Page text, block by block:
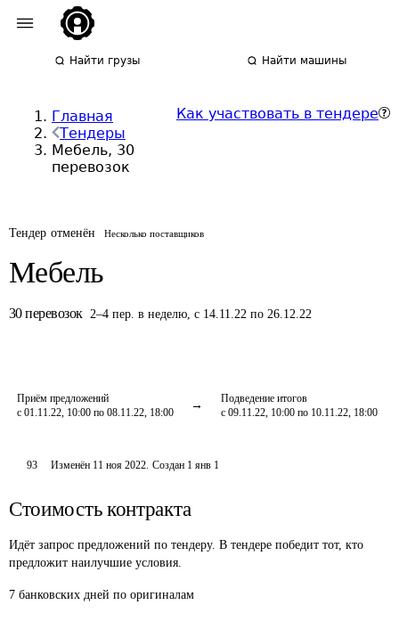
Найти грузы Найти машины
Главная
Тендеры
Мебель, 30
перевозок
Как участвовать в тендере
Тендер отменён Несколько поставщиков
Мебель
30 перевозок 2–4 пер. в неделю, с 14.11.22 по 26.12.22
Приём предложений
с 01.11.22, 10:00 по 08.11.22, 18:00
Подведение итогов
с 09.11.22, 10:00 по 10.11.22, 18:00
93 Изменён 11 ноя 2022. Создан 1 янв 1
Стоимость контракта
Идёт запрос предложений по тендеру. В тендере победит тот, кто
предложит наилучшие условия.
7 банковских дней по оригиналам